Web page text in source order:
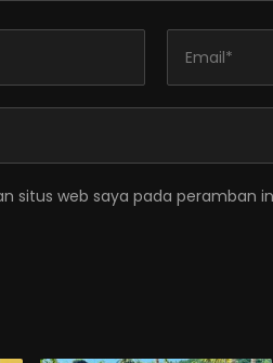
situs web saya pada peramban